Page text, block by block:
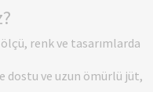
renk ve tasarımlarda
dostu ve uzun ömürlü jüt,